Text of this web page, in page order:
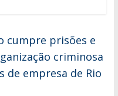
cumpre prisões e
criminosa
de empresa de Rio